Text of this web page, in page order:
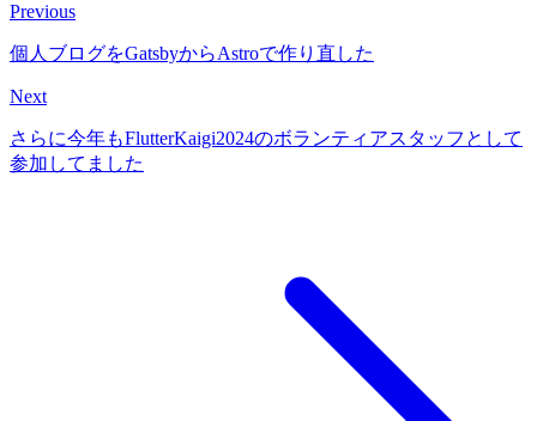
Previous
個人ブログをGatsbyからAstroで作り直した
Next
さらに今年もFlutterKaigi2024のボランティアスタッフとして
参加してました